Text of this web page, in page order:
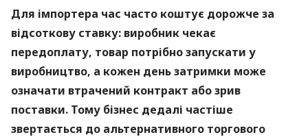
Для імпортера час часто коштує дорожче за
відсоткову ставку: виробник чекає
передоплату, товар потрібно запускати у
виробництво, а кожен день затримки може
означати втрачений контракт або зрив
поставки. Тому бізнес дедалі частіше
звертається до альтернативного торгового